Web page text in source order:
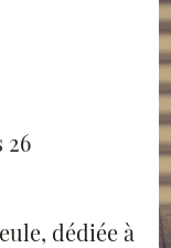
26
dédiée à